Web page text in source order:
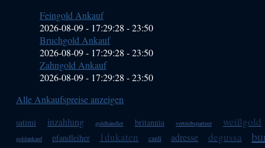
Feingold Ankauf
2026-08-09 - 17:29:28 -23:50
Bruchgold Ankauf
2026-08-09 - 17:29:28 -23:50
Zahngold Ankauf
2026-08-09 - 17:29:28 -23:50
Alle Ankaufspreise anzeigen
satimi inzahlung goldhändler britannia vertriebspartner weißgold
goldankauf pfandleiher 1dukaten canli adresse degussa